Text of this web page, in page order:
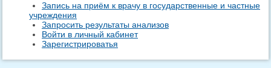
Запись на приём к врачу в государственные и частные
учреждения
Запросить результаты анализов
Войти в личный кабинет
Зарегистрироватья